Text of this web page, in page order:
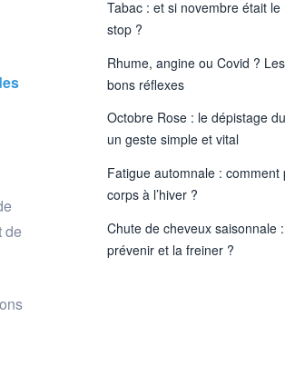
de
Tabac : et si novembre était
stop ?
Rhume, angine ou Covid ?
bons réflexes
Octobre Rose : le dépistage
un geste simple et vital
Fatigue automnale : comment
corps à l’hiver ?
Chute de cheveux saisonnale
prévenir et la freiner ?